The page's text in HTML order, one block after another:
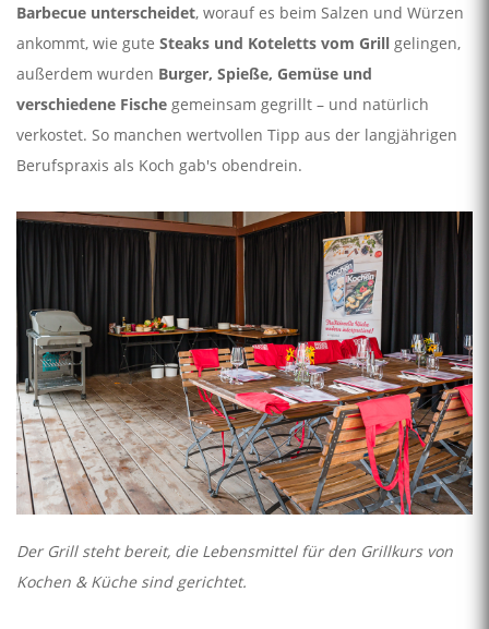
Barbecue unterscheidet, worauf es beim Salzen und Würzen
ankommt, wie gute Steaks und Koteletts vom Grill gelingen,
außerdem wurden Burger, Spieße, Gemüse und
verschiedene Fische gemeinsam gegrillt – und natürlich
verkostet. So manchen wertvollen Tipp aus der langjährigen
Berufspraxis als Koch gab's obendrein.
Der Grill steht bereit, die Lebensmittel für den Grillkurs von
Kochen & Küche sind gerichtet.